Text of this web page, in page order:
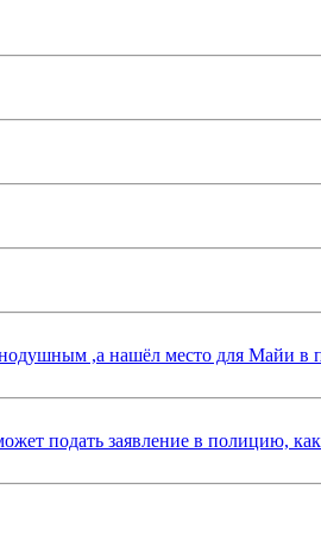
,а нашёл место для Майи в
подать заявление в полицию,